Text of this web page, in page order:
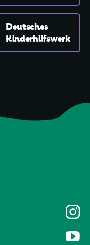
Deutsches
Kinderhilfswerk